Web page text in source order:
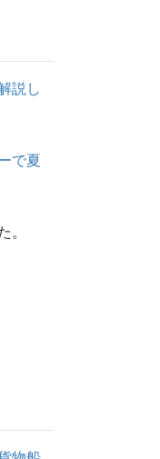
説し
で夏
。